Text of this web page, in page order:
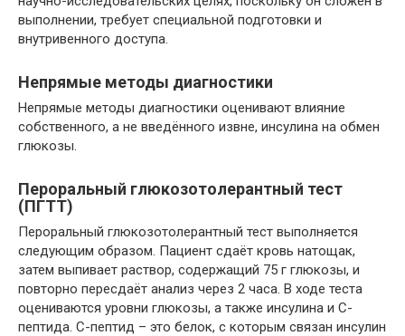
выполнении, требует специальной подготовки и
внутривенного доступа.
Непрямые методы диагностики
Непрямые методы диагностики оценивают влияние
собственного, а не введённого извне, инсулина на обмен
глюкозы.
Пероральный глюкозотолерантный тест
(ПГТТ)
Пероральный глюкозотолерантный тест выполняется
следующим образом. Пациент сдаёт кровь натощак,
затем выпивает раствор, содержащий 75 г глюкозы, и
повторно пересдаёт анализ через 2 часа. В ходе теста
оцениваются уровни глюкозы, а также инсулина и С-
пептида. С-пептид – это белок, с которым связан инсулин